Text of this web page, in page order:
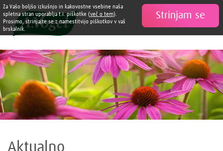

Aktualno
Strinjam se
Za Vašo boljšo izkušnjo in kakovostne vsebine naša
spletna stran uporablja t.i. piškotke (več o tem).
Prosimo, strinjajte se z namestitvijo piškotkov v vaš
brskalnik.